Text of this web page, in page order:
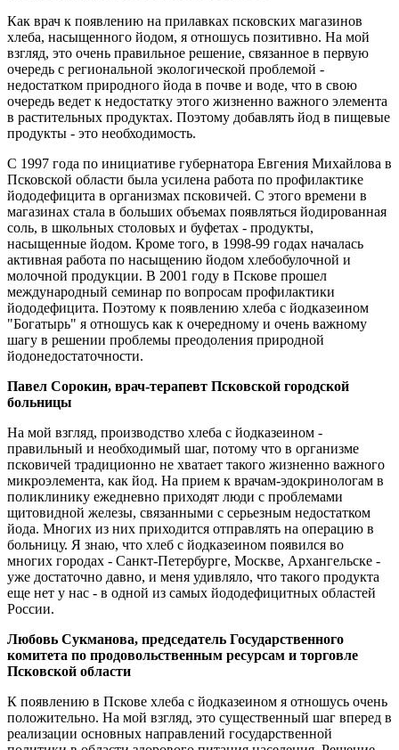
Как врач к появлению на прилавках псковских магазинов
хлеба, насыщенного йодом, я отношусь позитивно. На мой
взгляд, это очень правильное решение, связанное в первую
очередь с региональной экологической проблемой -
недостатком природного йода в почве и воде, что в свою
очередь ведет к недостатку этого жизненно важного элемента
в растительных продуктах. Поэтому добавлять йод в пищевые
продукты - это необходимость.
С 1997 года по инициативе губернатора Евгения Михайлова в
Псковской области была усилена работа по профилактике
йододефицита в организмах псковичей. С этого времени в
магазинах стала в больших объемах появляться йодированная
соль, в школьных столовых и буфетах - продукты,
насыщенные йодом. Кроме того, в 1998-99 годах началась
активная работа по насыщению йодом хлебобулочной и
молочной продукции. В 2001 году в Пскове прошел
международный семинар по вопросам профилактики
йододефицита. Поэтому к появлению хлеба с йодказеином
"Богатырь" я отношусь как к очередному и очень важному
шагу в решении проблемы преодоления природной
йодонедостаточности.
Павел Сорокин, врач-терапевт Псковской городской
больницы
На мой взгляд, производство хлеба с йодказеином -
правильный и необходимый шаг, потому что в организме
псковичей традиционно не хватает такого жизненно важного
микроэлемента, как йод. На прием к врачам-эдокринологам в
поликлинику ежедневно приходят люди с проблемами
щитовидной железы, связанными с серьезным недостатком
йода. Многих из них приходится отправлять на операцию в
больницу. Я знаю, что хлеб с йодказеином появился во
многих городах - Санкт-Петербурге, Москве, Архангельске -
уже достаточно давно, и меня удивляло, что такого продукта
еще нет у нас - в одной из самых йододефицитных областей
России.
Любовь Сукманова, председатель Государственного
комитета по продовольственным ресурсам и торговле
Псковской области
К появлению в Пскове хлеба с йодказеином я отношусь очень
положительно. На мой взгляд, это существенный шаг вперед в
реализации основных направлений государственной